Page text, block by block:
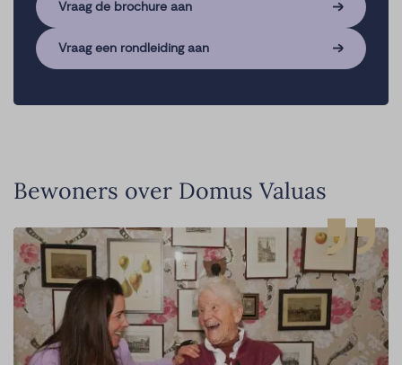
Vraag de brochure aan
Vraag een rondleiding aan
Bewoners over Domus Valuas